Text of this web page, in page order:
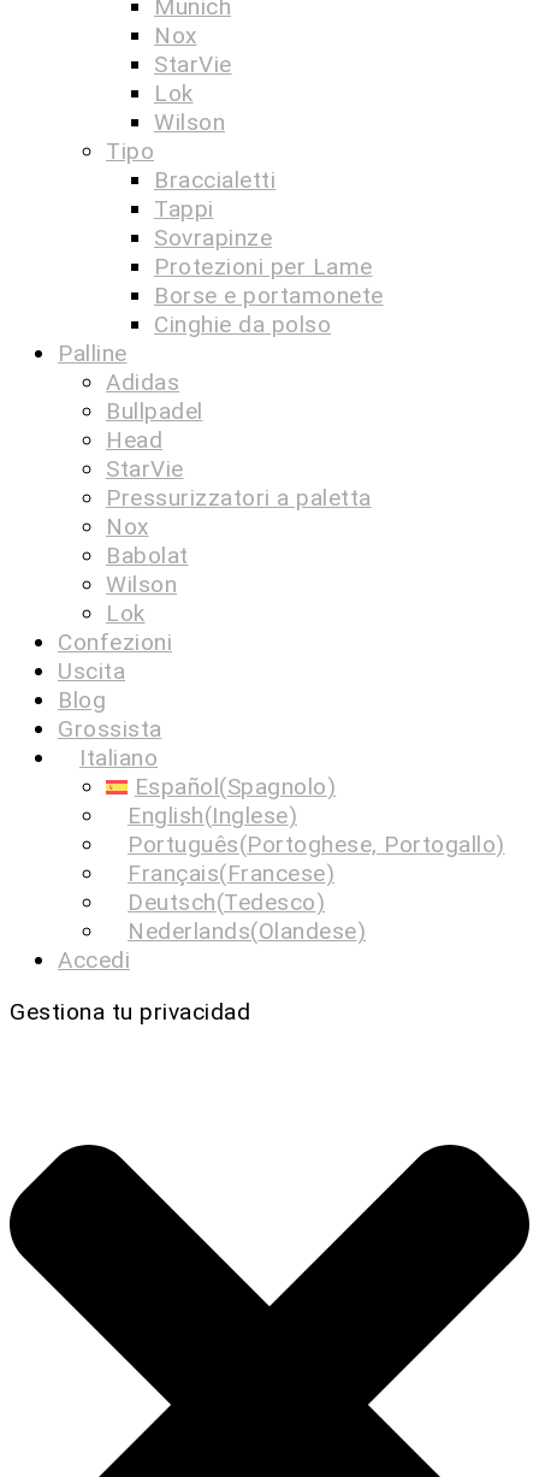
Munich
Nox
StarVie
Lok
Wilson
Tipo
Braccialetti
Tappi
Sovrapinze
Protezioni per Lame
Borse e portamonete
Cinghie da polso
Palline
Adidas
Bullpadel
Head
StarVie
Pressurizzatori a paletta
Nox
Babolat
Wilson
Lok
Confezioni
Uscita
Blog
Grossista
Italiano
Español(Spagnolo)
English(Inglese)
Português(Portoghese, Portogallo)
Français(Francese)
Deutsch(Tedesco)
Nederlands(Olandese)
Accedi
Gestiona tu privacidad